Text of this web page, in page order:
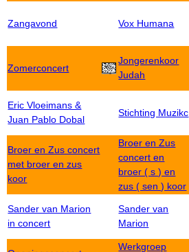
Zangavond Vox Humana
Zomerconcert
Jongerenkoor
Judah
Eric Vloeimans &
Juan Pablo Dobal
Stichting Muzikc
Broer en Zus concert
met broer en zus
koor
Broer en Zus
concert en
broer ( s ) en
zus ( sen ) koor
Sander van Marion
in concert
Sander van
Marion
Werkgroep